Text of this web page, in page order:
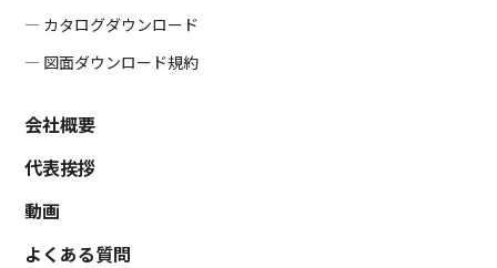
― カタログダウンロード
― 図面ダウンロード規約
会社概要
代表挨拶
動画
よくある質問